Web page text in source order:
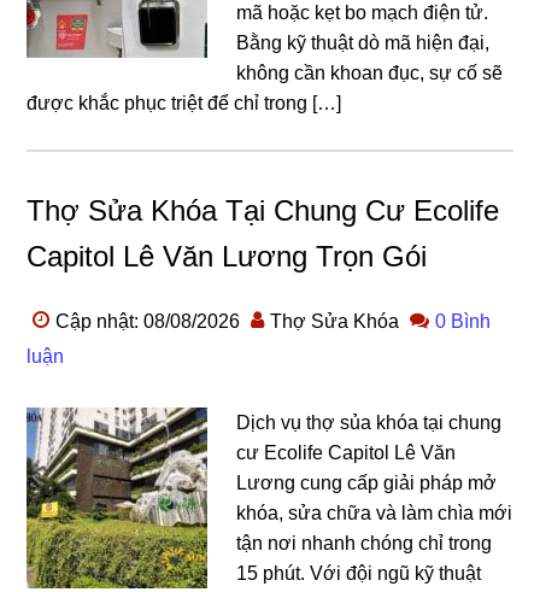
mã hoặc kẹt bo mạch điện tử.
Bằng kỹ thuật dò mã hiện đại,
không cần khoan đục, sự cố sẽ
được khắc phục triệt để chỉ trong […]
Thợ Sửa Khóa Tại Chung Cư Ecolife
Capitol Lê Văn Lương Trọn Gói
Cập nhật: 08/08/2026 Thợ Sửa Khóa
0 Bình
luận
Dịch vụ thợ sủa khóa tại chung
cư Ecolife Capitol Lê Văn
Lương cung cấp giải pháp mở
khóa, sửa chữa và làm chìa mới
tận nơi nhanh chóng chỉ trong
15 phút. Với đội ngũ kỹ thuật